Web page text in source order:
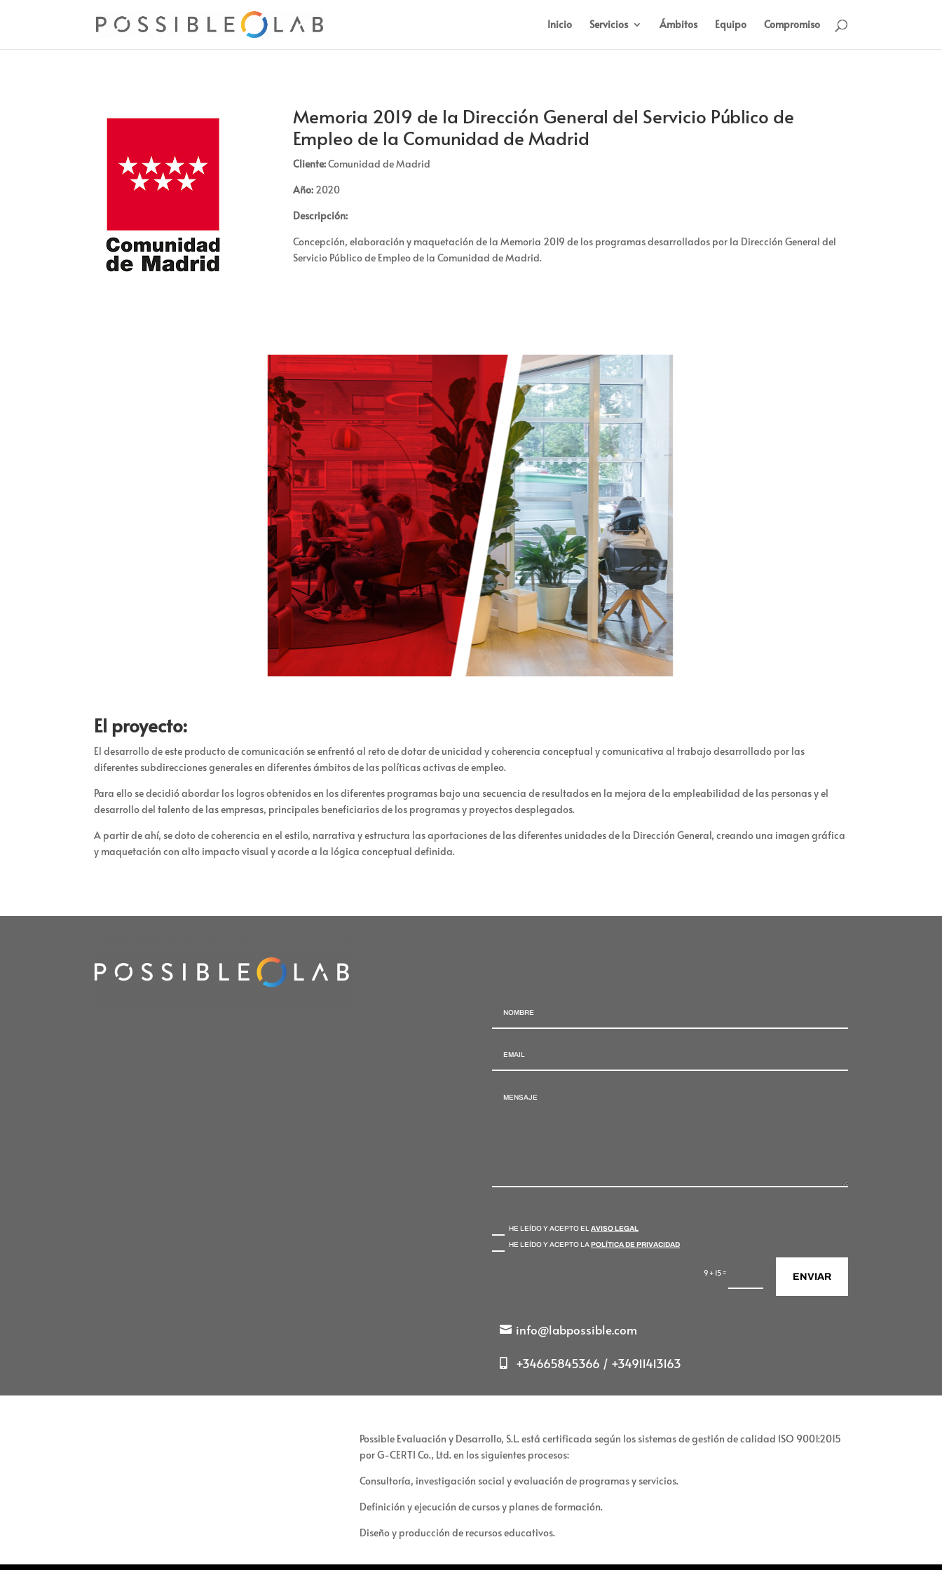
Inicio Servicios Ámbitos Equipo Compromiso
Memoria 2019 de la Dirección General del Servicio Público de
Empleo de la Comunidad de Madrid
Cliente:Comunidad de Madrid
Año:2020
Descripción:
Concepción, elaboración y maquetación de la Memoria 2019 de los programasdesarrollados por la Dirección General del
Servicio Públicode Empleode la Comunidad de Madrid.
El proyecto:
El desarrollo de este producto de comunicación se enfrentó al reto de dotar de unicidad y coherencia conceptual y comunicativa al trabajo desarrollado por las
diferentes subdirecciones generales en diferentes ámbitos de las políticas activas de empleo.
Para ello se decidió abordar los logros obtenidos en los diferentes programas bajo una secuencia de resultados en la mejora de la empleabilidad de las personas y el
desarrollo del talento de las empresas, principales beneficiarios de los programas y proyectos desplegados.
A partir de ahí, se doto de coherencia en el estilo, narrativa y estructura las aportaciones de las diferentes unidades de la Dirección General, creando una imagen gráfica
y maquetación con alto impacto visual y acorde a la lógica conceptual definida.
HE LEÍDO Y ACEPTO ELAVISO LEGAL
HE LEÍDO Y ACEPTO LAPOLÍTICA DE PRIVACIDAD
9 + 15= ENVIAR
info@labpossible.com
+34665845366 / +34911413163
Possible Evaluación y Desarrollo, S.L. está certificada según los sistemas de gestión de calidad ISO 9001:2015
por G-CERTI Co., Ltd. en los siguientes procesos:
Consultoría, investigación social y evaluación de programas y servicios.
Definición y ejecución de cursos y planes de formación.
Diseño y producción de recursos educativos.